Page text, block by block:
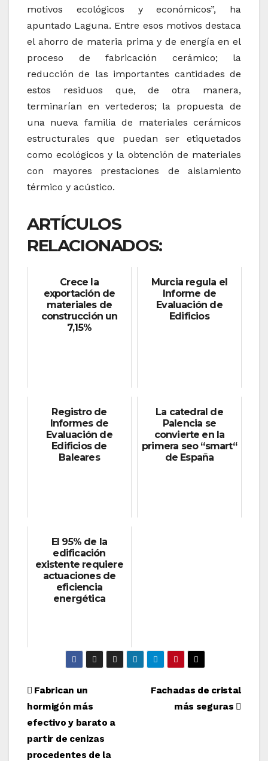
motivos ecológicos y económicos”, ha
apuntado Laguna. Entre esos motivos destaca
el ahorro de materia prima y de energía en el
proceso de fabricación cerámico; la
reducción de las importantes cantidades de
estos residuos que, de otra manera,
terminarían en vertederos; la propuesta de
una nueva familia de materiales cerámicos
estructurales que puedan ser etiquetados
como ecológicos y la obtención de materiales
con mayores prestaciones de aislamiento
térmico y acústico.
ARTÍCULOS
RELACIONADOS:
Crece la
exportación de
materiales de
construcción un
7,15%
Murcia regula el
Informe de
Evaluación de
Edificios
Registro de
Informes de
Evaluación de
Edificios de
Baleares
La catedral de
Palencia se
convierte en la
primera seo “smart“
de España
El 95% de la
edificación
existente requiere
actuaciones de
eficiencia
energética
Navegación
de
entradas
Fachadas de cristal
más seguras
Fabrican un
hormigón más
efectivo y barato a
partir de cenizas
procedentes de la